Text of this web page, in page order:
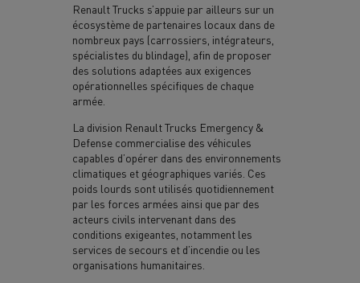
Renault Trucks s’appuie par ailleurs sur un
écosystème de partenaires locaux dans de
nombreux pays (carrossiers, intégrateurs,
spécialistes du blindage), afin de proposer
des solutions adaptées aux exigences
opérationnelles spécifiques de chaque
armée.
La division Renault Trucks Emergency &
Defense commercialise des véhicules
capables d’opérer dans des environnements
climatiques et géographiques variés. Ces
poids lourds sont utilisés quotidiennement
par les forces armées ainsi que par des
acteurs civils intervenant dans des
conditions exigeantes, notamment les
services de secours et d’incendie ou les
organisations humanitaires.